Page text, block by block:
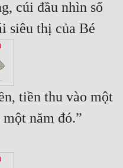
cúi đầu nhìn sổ
siêu thị của Bé
tiền thu vào một
năm đó.”